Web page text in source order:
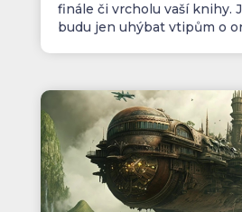
finále či vrcholu vaší knihy.
budu jen uhýbat vtipům o